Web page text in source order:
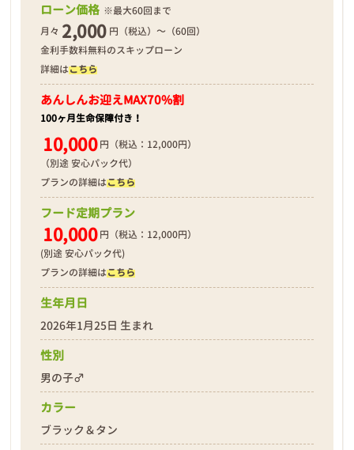
ローン価格 ※最大60回まで
月々 2,000 円（税込）～（60回）
金利手数料無料のスキップローン
詳細はこちら
あんしんお迎えMAX70%割
100ヶ月生命保障付き！
10,000 円（税込：12,000円）
（別途 安心パック代）
プランの詳細はこちら
フード定期プラン
10,000 円（税込：12,000円）
(別途 安心パック代)
プランの詳細はこちら
生年月日
2026年1月25日 生まれ
性別
男の子♂
カラー
ブラック＆タン